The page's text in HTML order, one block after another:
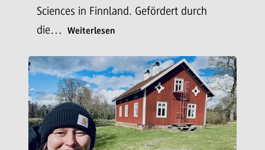
Sciences in Finnland. Gefördert durch
die…
Weiterlesen